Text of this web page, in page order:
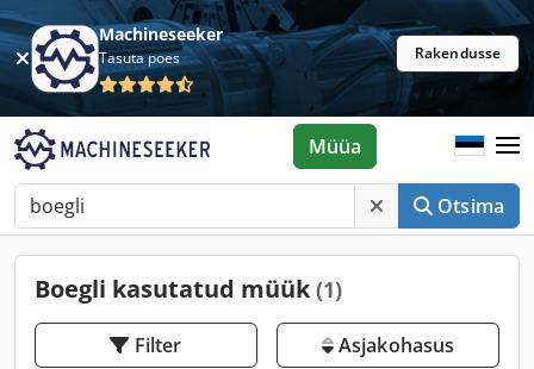
Machineseeker
Tasuta poes Rakendusse
Otsima
Müüa
Boegli kasutatud müük (1)
Filter Asjakohasus